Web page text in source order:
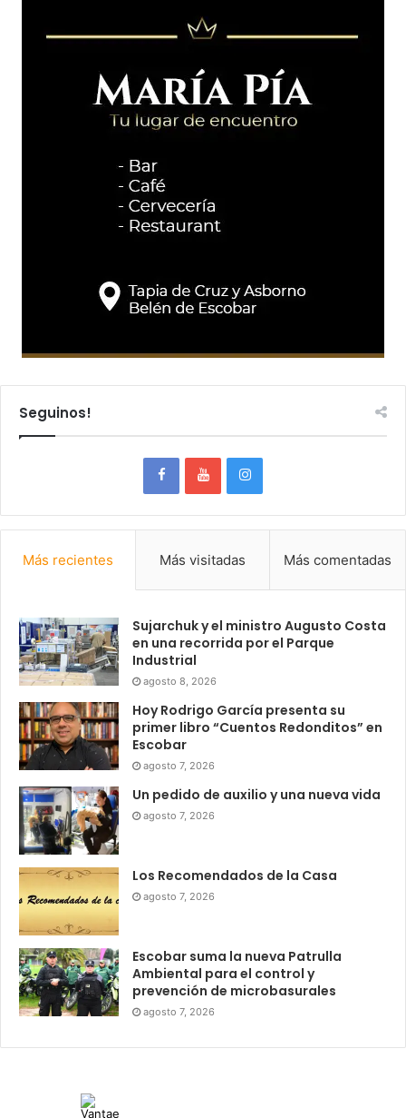
Seguinos!
Más recientes Más visitadas Más comentadas
Sujarchuk y el ministro Augusto Costa
en una recorrida por el Parque
Industrial
agosto 8, 2026
Hoy Rodrigo García presenta su
primer libro “Cuentos Redonditos” en
Escobar
agosto 7, 2026
Un pedido de auxilio y una nueva vida
agosto 7, 2026
Los Recomendados de la Casa
agosto 7, 2026
Escobar suma la nueva Patrulla
Ambiental para el control y
prevención de microbasurales
agosto 7, 2026